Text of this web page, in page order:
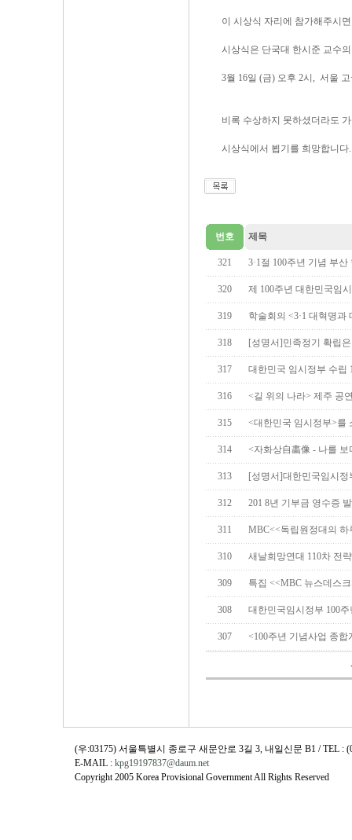
이 시상식 자리에 참가해주시
시상식은 단국대 한시준 교수
3월 16일 (금) 오후 2시, 서울
비록 수상하지 못하셨더라도
시상식에서 뵙기를 희망합니다.
번호 제목
321 3·1절 100주년 기념 부
320 제 100주년 대한민국임
319 학술회의 <3·1 대혁명
318 [성명서]민족정기 확립
317 대한민국 임시정부 수
316 <길 위의 나라> 제주 공
315 <대한민국 임시정부>를
314 <자화상自畵像 - 나를
313 [성명서]대한민국임시
312 201 8년 기부금 영수증
311 MBC<<독립원정대의
310 새날희망연대 110차 전
309 특집 <<MBC 뉴스데스
308 대한민국임시정부 100
307 <100주년 기념사업 종합
(우:03175) 서울특별시 종로구 새문안로 3길 3, 내일신문 B1 / TEL :
E-MAIL : kpg19197837@daum.net
Copyright 2005 Korea Provisional Government All Rights Reserved